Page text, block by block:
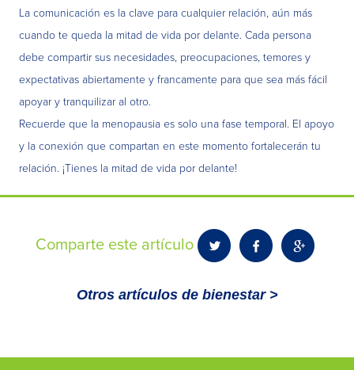
La comunicación es la clave para cualquier relación, aún más
cuando te queda la mitad de vida por delante. Cada persona
debe compartir sus necesidades, preocupaciones, temores y
expectativas abiertamente y francamente para que sea más fácil
apoyar y tranquilizar al otro.
Recuerde que la menopausia es solo una fase temporal. El apoyo
y la conexión que compartan en este momento fortalecerán tu
relación. ¡Tienes la mitad de vida por delante!
Comparte este artículo
Otros artículos de bienestar >